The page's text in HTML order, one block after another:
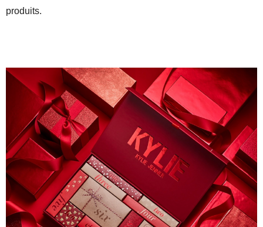
produits.